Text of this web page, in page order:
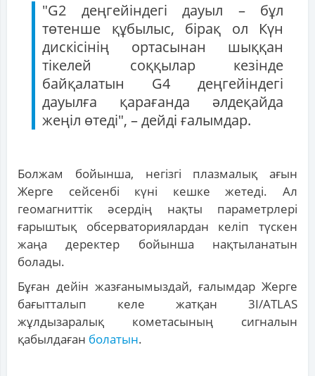
"G2 деңгейіндегі дауыл – бұл
төтенше құбылыс, бірақ ол Күн
дискісінің ортасынан шыққан
тікелей соққылар кезінде
байқалатын G4 деңгейіндегі
дауылға қарағанда әлдеқайда
жеңіл өтеді", – дейді ғалымдар.
Болжам бойынша, негізгі плазмалық ағын
Жерге сейсенбі күні кешке жетеді. Ал
геомагниттік әсердің нақты параметрлері
ғарыштық обсерваториялардан келіп түскен
жаңа деректер бойынша нақтыланатын
болады.
Бұған дейін жазғанымыздай, ғалымдар Жерге
бағытталып келе жатқан 3І/ATLAS
жұлдызаралық кометасының сигналын
қабылдаған болатын.